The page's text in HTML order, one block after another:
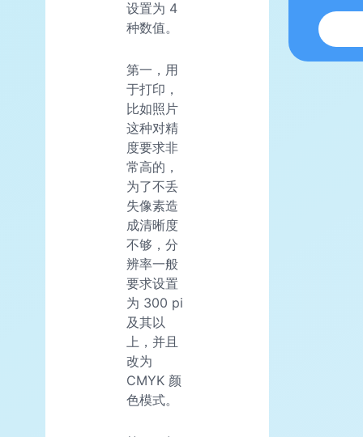
设置为 4
种数值。
第一，用
于打印，
比如照片
这种对精
度要求非
常高的，
为了不丢
失像素造
成清晰度
不够，分
辨率一般
要求设置
为 300 pi
及其以
上，并且
改为
CMYK 颜
色模式。